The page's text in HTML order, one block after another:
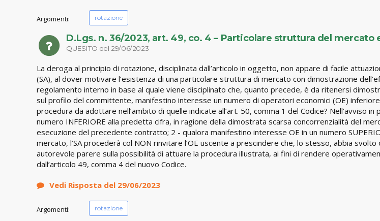
Argomenti: rotazione
D.Lgs. n. 36/2023, art. 49, co. 4 – Particolare struttura del
QUESITO del 29/06/2023
La deroga al principio di rotazione, disciplinata dall’articolo in oggetto, non appare di facile
(SA), al dover motivare l’esistenza di una particolare struttura di mercato con dimostrazione
regolamento interno in base al quale viene disciplinato che, quanto precede, è da ritenersi
sul profilo del committente, manifestino interesse un numero di operatori economici (OE)
procedura da adottare nell’ambito di quelle indicate all’art. 50, comma 1 del Codice? Nell’avviso
numero INFERIORE alla predetta cifra, in ragione della dimostrata scarsa concorrenzialità del
esecuzione del precedente contratto; 2 - qualora manifestino interesse OE in un numero
mercato, l’SA procederà col NON rinvitare l’OE uscente a prescindere che, lo stesso, abbia
autorevole parere sulla possibilità di attuare la procedura illustrata, ai fini di rendere
dall’articolo 49, comma 4 del nuovo Codice.
Vedi Risposta del 29/06/2023
Argomenti: rotazione